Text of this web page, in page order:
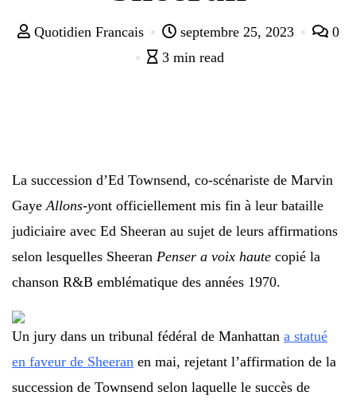
Quotidien Francais septembre 25, 2023
0
3 min read
La succession d’Ed Townsend, co-scénariste de Marvin
Gaye Allons-yont officiellement mis fin à leur bataille
judiciaire avec Ed Sheeran au sujet de leurs affirmations
selon lesquelles Sheeran Penser a voix haute copié la
chanson R&B emblématique des années 1970.
Un jury dans un tribunal fédéral de Manhattan a statué
en faveur de Sheeran en mai, rejetant l’affirmation de la
succession de Townsend selon laquelle le succès de